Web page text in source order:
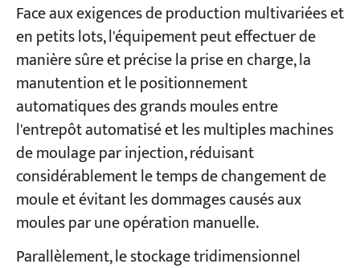
Face aux exigences de production multivariées et
en petits lots, l'équipement peut effectuer de
manière sûre et précise la prise en charge, la
manutention et le positionnement
automatiques des grands moules entre
l'entrepôt automatisé et les multiples machines
de moulage par injection, réduisant
considérablement le temps de changement de
moule et évitant les dommages causés aux
moules par une opération manuelle.
Parallèlement, le stockage tridimensionnel